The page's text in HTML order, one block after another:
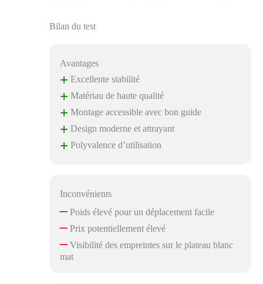
de votre nouvelle
est si simple que tout
le monde peut le
réaliser sans outils ni
Bilan du test
Avantages
+ Excellente stabilité
+ Matériau de haute qualité
+ Montage accessible avec bon guide
+ Design moderne et attrayant
+ Polyvalence d’utilisation
Inconvénients
–Poids élevé pour un déplacement facile
–Prix potentiellement élevé
–Visibilité des empreintes sur le plateau blanc
mat